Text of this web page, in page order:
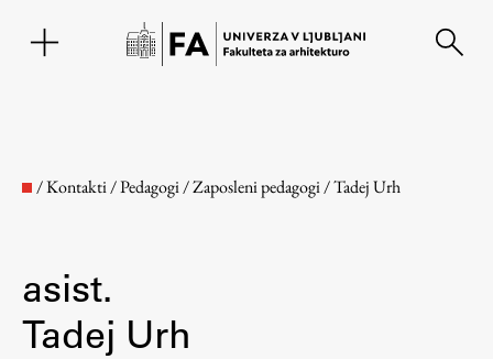
/Kontakti/Pedagogi/Zaposleni pedagogi/Tadej Urh
asist.
Tadej Urh